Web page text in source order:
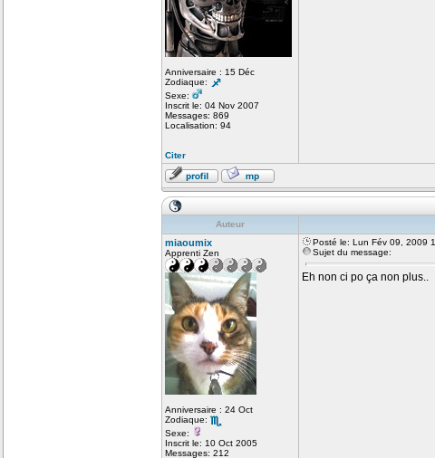
Anniversaire : 15 Déc
Zodiaque:
Sexe:
Inscrit le: 04 Nov 2007
Messages: 869
Localisation: 94
Citer
Auteur
miaoumix
Apprenti Zen
Anniversaire : 24 Oct
Zodiaque:
Sexe:
Inscrit le: 10 Oct 2005
Messages: 212
Posté le: Lun Fév 09, 2009
Sujet du message:
Eh non ci po ça non plus..